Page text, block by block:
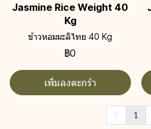
Jasmine Rice Weight 40
Kg
ข้าวหอมมะลิไทย 40 Kg
฿0
เพิ่มลงตะกร้า
1